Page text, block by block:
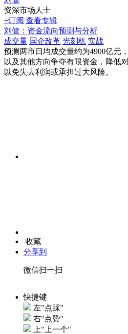
资深市场人士
+订阅 查看专辑
刘健：资金流向预测与分析
成交量 国企改革 光刻机 实战
预测两市日均成交量约为4900亿元
以及其他方向争夺有限资金，降低
以免失去利润或承担过大风险。
收藏
分享到
微信扫一扫
快捷键
左"点踩"
右"点赞"
上"上一个"